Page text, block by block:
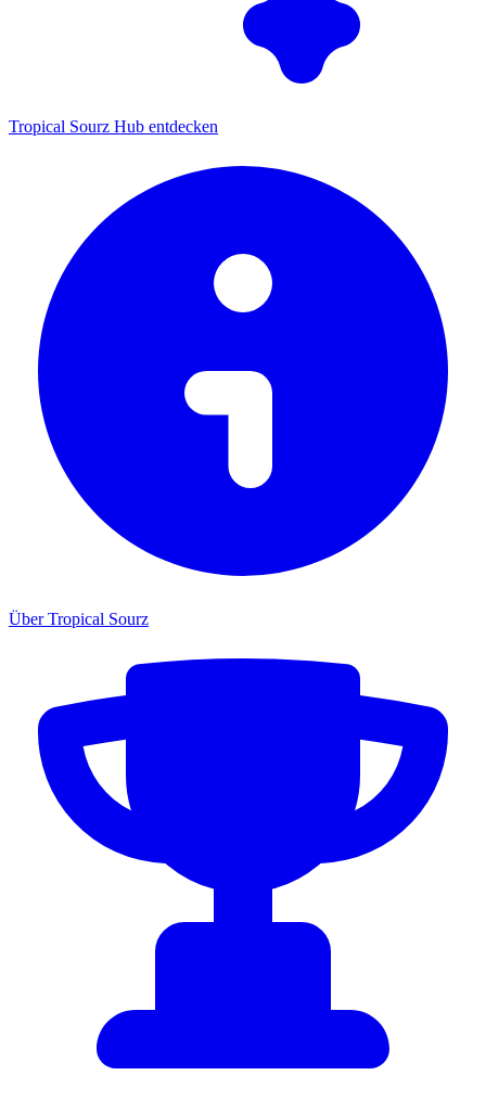
Tropical Sourz Hub entdecken
Über Tropical Sourz